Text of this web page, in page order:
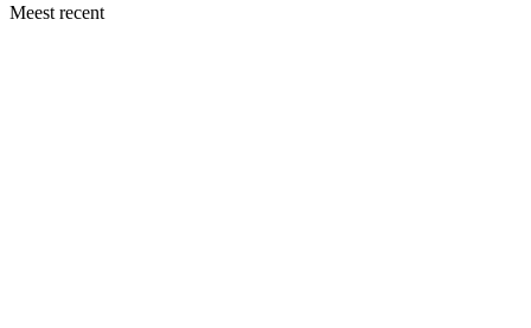
Meest recent